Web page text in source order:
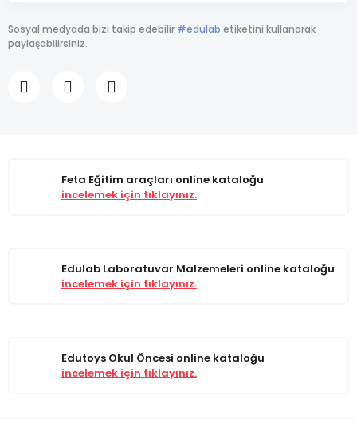
Sosyal medyada bizi takip edebilir #edulab etiketini kullanarak
paylaşabilirsiniz.
Feta Eğitim araçları online kataloğu
incelemek için tıklayınız.
Edulab Laboratuvar Malzemeleri online kataloğu
incelemek için tıklayınız.
Edutoys Okul Öncesi online kataloğu
incelemek için tıklayınız.